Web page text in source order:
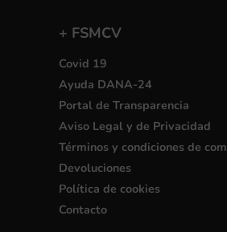
+ FSMCV
Covid 19
Ayuda DANA-24
Portal de Transparencia
Aviso Legal y de Privacidad
Términos y condiciones de
Devoluciones
Política de cookies
Contacto